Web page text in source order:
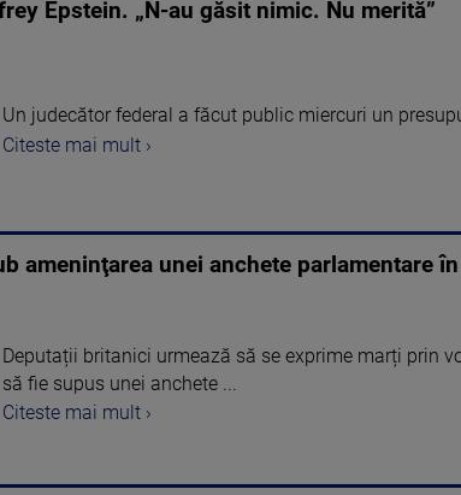
Epstein. „N-au găsit nimic. Nu merită”
Un judecător federal a făcut public miercuri un
Citeste mai mult ›
ameninţarea unei anchete parlamentare
Deputații britanici urmează să se exprime marți prin
să fie supus unei anchete ...
Citeste mai mult ›